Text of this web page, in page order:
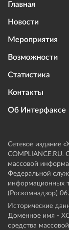
Главная
Новости
Мероприятия
Возможности
Статистика
Контакты
Об Интерфаксе
Сетевое издание
COMPLIANCE.RU.
массовой
Федеральной
информационных
(Роскомнадзор)
Исторические
Доменное имя -
средства